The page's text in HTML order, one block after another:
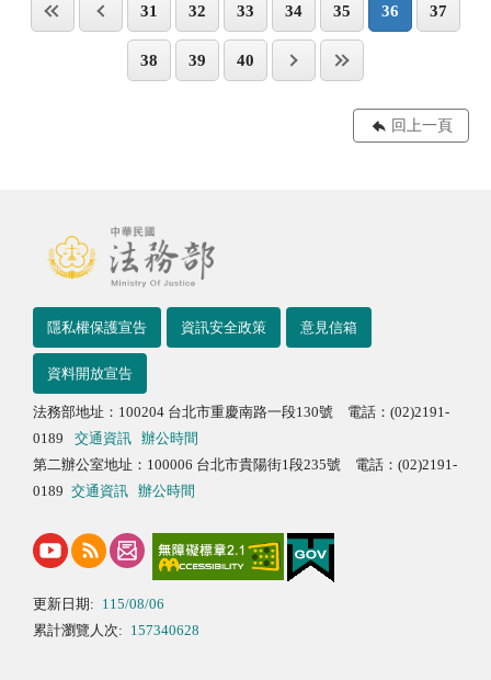
31 32 33 34 35 36 37
38 39 40
回上一頁
隱私權保護宣告 資訊安全政策 意見信箱
資料開放宣告
法務部地址：100204 台北市重慶南路一段130號 電話：(02)2191-
0189
交通資訊
辦公時間
第二辦公室地址：100006 台北市貴陽街1段235號 電話：(02)2191-
0189 交通資訊 辦公時間
更新日期: 115/08/06
累計瀏覽人次: 157340628